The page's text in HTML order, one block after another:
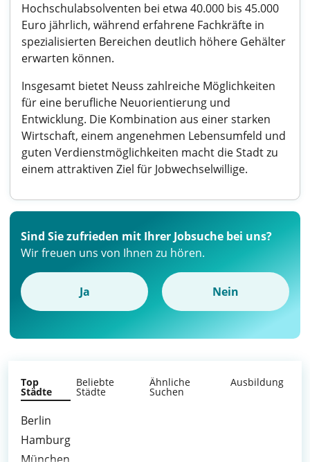
Hochschulabsolventen bei etwa 40.000 bis 45.000
Euro jährlich, während erfahrene Fachkräfte in
spezialisierten Bereichen deutlich höhere Gehälter
erwarten können.
Insgesamt bietet Neuss zahlreiche Möglichkeiten
für eine berufliche Neuorientierung und
Entwicklung. Die Kombination aus einer starken
Wirtschaft, einem angenehmen Lebensumfeld und
guten Verdienstmöglichkeiten macht die Stadt zu
einem attraktiven Ziel für Jobwechselwillige.
Sind Sie zufrieden mit Ihrer Jobsuche bei uns?
Wir freuen uns von Ihnen zu hören.
Ja Nein
Top
Städte
Beliebte
Städte
Ähnliche
Suchen
Ausbildung
Berlin
Hamburg